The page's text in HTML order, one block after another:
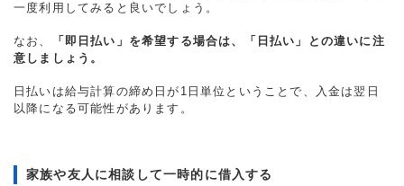
一度利用してみると良いでしょう。
なお、
「即日払い」を希望する場合は、「日払い」との違いに注
意しましょう。
日払いは給与計算の締め日が1日単位ということで、入金は翌日
以降になる可能性があります。
家族や友人に相談して一時的に借入する